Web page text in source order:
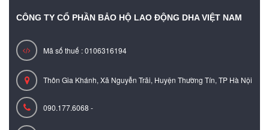
CÔNG TY CỔ PHẦN BẢO HỘ LAO ĐỘNG DHA VIỆT NAM
Mã số thuế : 0106316194
Thôn Gia Khánh, Xã Nguyễn Trãi, Huyện Thường Tín, TP Hà Nội
090.177.6068 -